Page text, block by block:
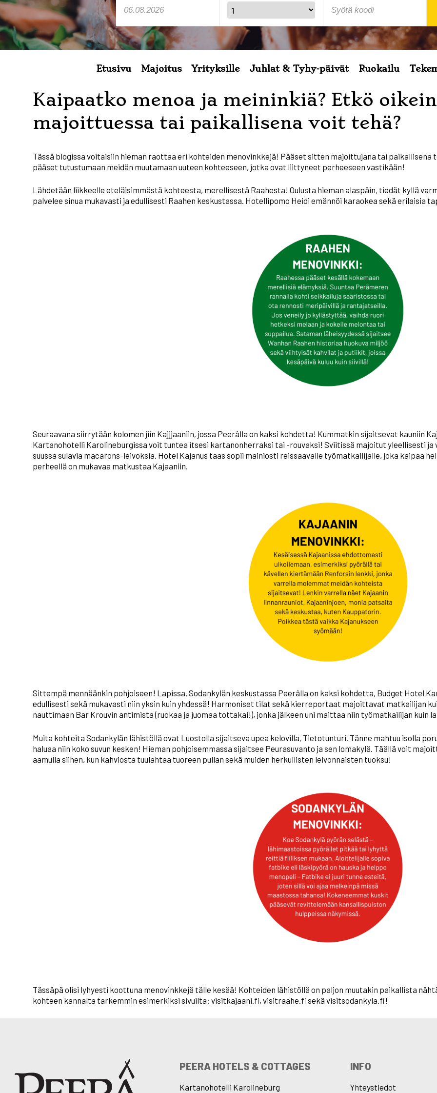
Etusivu Majoitus Yrityksille Juhlat & Tyhy-päivät Ruokailu
Kaipaatko menoa ja meininkiä? Etkö
majoittuessa tai paikallisena voit tehä?
Tässä blogissa voitaisiin hieman raottaa eri kohteiden menovinkkejä! Pääset sitten majoittujana tai paikallisena
pääset tutustumaan meidän muutamaan uuteen kohteeseen, jotka ovat liittyneet perheeseen vastikään!
Lähdetään liikkeelle eteläisimmästä kohteesta, merellisestä Raahesta! Oulusta hieman alaspäin, tiedät kyllä
palvelee sinua mukavasti ja edullisesti Raahen keskustassa. Hotellipomo Heidi emännöi karaokea sekä erilaisia
Seuraavana siirrytään kolomen jiin Kajjjaaniin, jossa Peerâlla on kaksi kohdetta! Kummatkin sijaitsevat kauniin
Kartanohotelli Karolineburgissa voit tuntea itsesi kartanonherraksi tai -rouvaksi! Sviitissä majoitut yleellisesti
suussa sulavia macarons-leivoksia. Hotel Kajanus taas sopii mainiosti reissaavalle työmatkailijalle, joka kaipaa
perheellä on mukavaa matkustaa Kajaaniin.
Sittempä mennäänkin pohjoiseen! Lapissa, Sodankylän keskustassa Peerâlla on kaksi kohdetta, Budget Hotel
edullisesti sekä mukavasti niin yksin kuin yhdessä! Harmoniset tilat sekä kierreportaat majoittavat matkailijan
nauttimaan Bar Krouvin antimista (ruokaa ja juomaa tottakai!), jonka jälkeen uni maittaa niin työmatkailijan kuin
Muita kohteita Sodankylän lähistöllä ovat Luostolla sijaitseva upea kelovilla, Tietotunturi. Tänne mahtuu isolla
haluaa niin koko suvun kesken! Hieman pohjoisemmassa sijaitsee Peurasuvanto ja sen lomakylä. Täällä voit
aamulla siihen, kun kahviosta tuulahtaa tuoreen pullan sekä muiden herkullisten leivonnaisten tuoksu!
Tässäpä olisi lyhyesti koottuna menovinkkejä tälle kesää! Kohteiden lähistöllä on paljon muutakin paikallista
kohteen kannalta tarkemmin esimerkiksi sivuilta: visitkajaani.fi, visitraahe.fi sekä visitsodankyla.fi!
PEERA HOTELS & COTTAGES
Kartanohotelli Karolineburg
INFO
Yhteystiedot